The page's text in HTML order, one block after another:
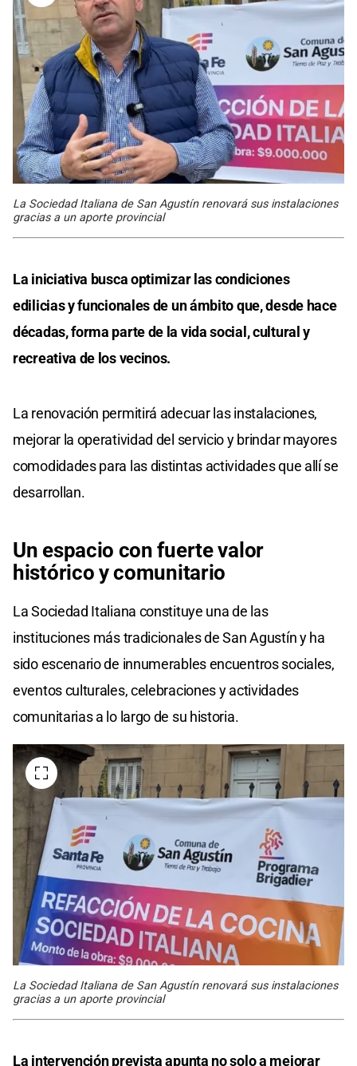
La Sociedad Italiana de San Agustín renovará sus instalaciones
gracias a un aporte provincial
La iniciativa busca optimizar las condiciones
edilicias y funcionales de un ámbito que, desde hace
décadas, forma parte de la vida social, cultural y
recreativa de los vecinos.
La renovación permitirá adecuar las instalaciones,
mejorar la operatividad del servicio y brindar mayores
comodidades para las distintas actividades que allí se
desarrollan.
Un espacio con fuerte valor
histórico y comunitario
La Sociedad Italiana constituye una de las
instituciones más tradicionales de San Agustín y ha
sido escenario de innumerables encuentros sociales,
eventos culturales, celebraciones y actividades
comunitarias a lo largo de su historia.
La Sociedad Italiana de San Agustín renovará sus instalaciones
gracias a un aporte provincial
La intervención prevista apunta no solo a mejorar